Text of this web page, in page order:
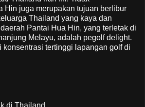
Hin juga merupakan tujuan berlibur
Thailand yang kaya dan
Pantai Hua Hin, yang terletak di
Melayu, adalah pegolf delight.
konsentrasi tertinggi lapangan golf di
di Thailand